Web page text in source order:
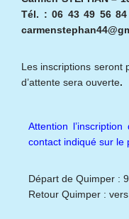
Tél. : 06
Les inscriptions seront
d’attente sera ouverte.
Attention
contact indiqué sur le
Départ de Quimper :
Retour Quimper :